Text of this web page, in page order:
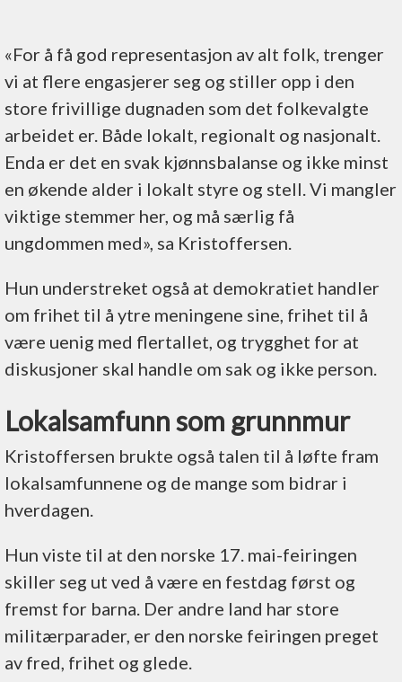
«For å få god representasjon av alt folk, trenger
vi at flere engasjerer seg og stiller opp i den
store frivillige dugnaden som det folkevalgte
arbeidet er. Både lokalt, regionalt og nasjonalt.
Enda er det en svak kjønnsbalanse og ikke minst
en økende alder i lokalt styre og stell. Vi mangler
viktige stemmer her, og må særlig få
ungdommen med», sa Kristoffersen.
Hun understreket også at demokratiet handler
om frihet til å ytre meningene sine, frihet til å
være uenig med flertallet, og trygghet for at
diskusjoner skal handle om sak og ikke person.
Lokalsamfunn som grunnmur
Kristoffersen brukte også talen til å løfte fram
lokalsamfunnene og de mange som bidrar i
hverdagen.
Hun viste til at den norske 17. mai-feiringen
skiller seg ut ved å være en festdag først og
fremst for barna. Der andre land har store
militærparader, er den norske feiringen preget
av fred, frihet og glede.